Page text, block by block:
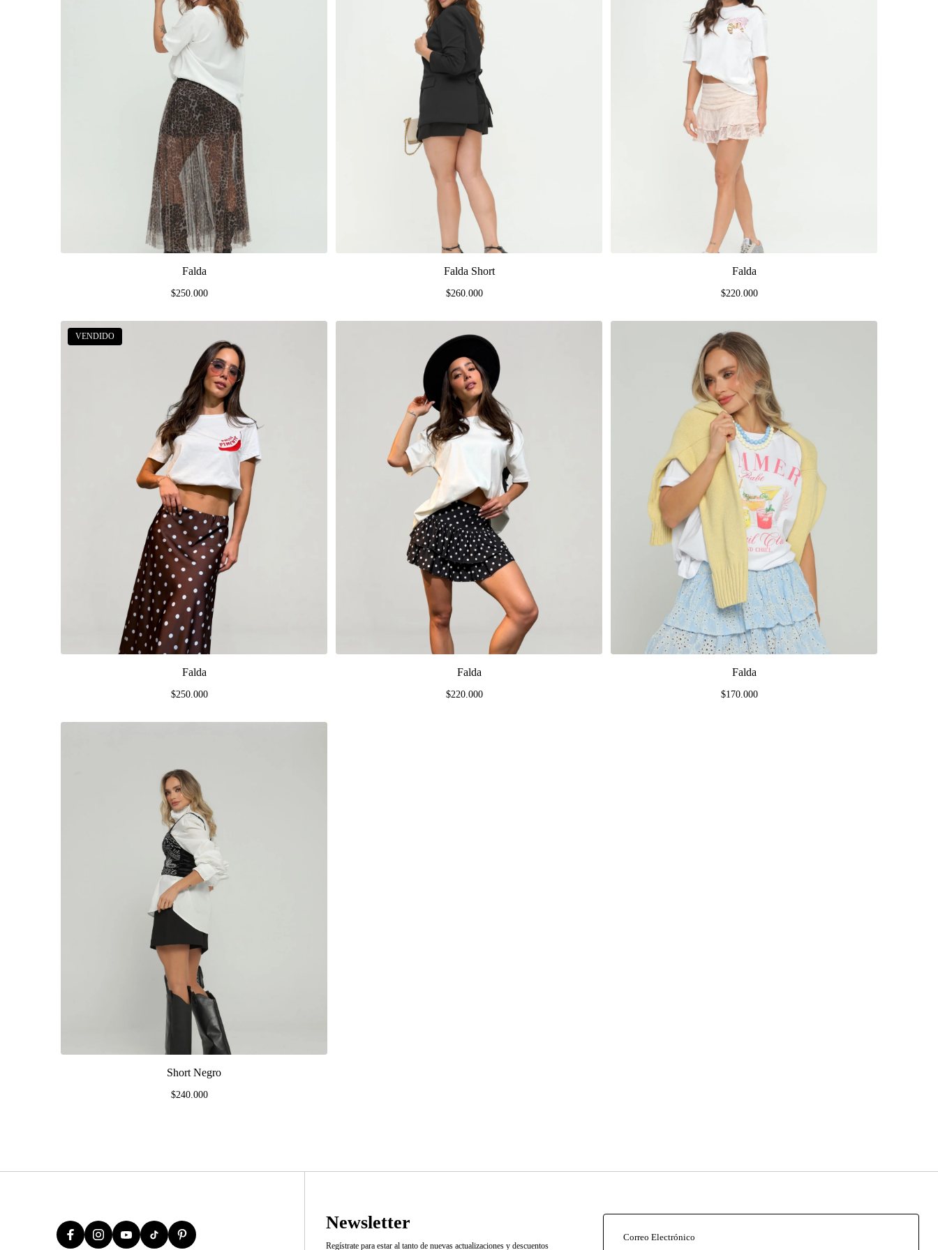
Falda
$250.000
Falda Short
$260.000
Falda
$220.000
VENDIDO
Falda
$250.000
Falda
$220.000
Falda
$170.000
Short Negro
$240.000
Newsletter
Regístrate para estar al tanto de nuevas actualizaciones y descuentos